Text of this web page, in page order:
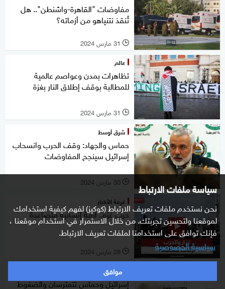
سياسة ملفات الارتباط
نحن نستخدم ملفات تعريف الارتباط (كوكيز) لفهم كيفية استخدامك
لموقعنا ولتحسين تجربتك. من خلال الاستمرار في استخدام موقعنا ،
فإنك توافق على استخدامنا لملفات تعريف الارتباط.
سياسية الخصوصية
موافق
مفاوضات "القاهرة-واشنطن".. هل
تُنقذ نتنياهو من أزماته؟
l 31 مارس 2024
عالم
تظاهرات بمدن وعواصم عالمية
للمطالبة بوقف إطلاق النار بغزة
l 31 مارس 2024
شرق أوسط
حماس والجهاد: وقف الحرب وانسحاب
إسرائيل سينجح المفاوضات
l 30 مارس 2024
غرفة الأخبار
حرب غزة.. أزمة إنسانية متصاعدة
l 28 مارس 2024
شرق أوسط
إسرائيل وحماس تتمترسان والضغوط